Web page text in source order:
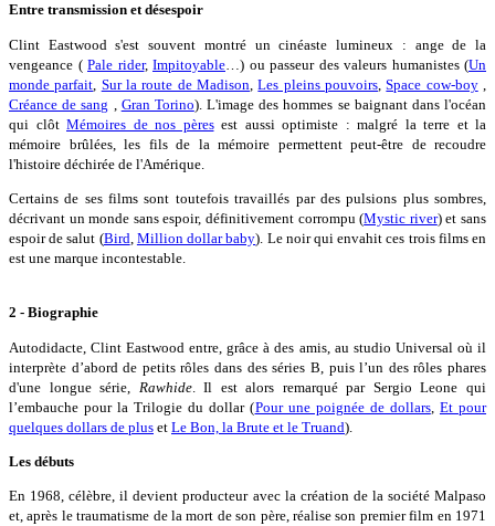
Entre transmission et désespoir
Clint Eastwood s'est souvent montré un cinéaste lumineux : ange de la
vengeance ( Pale rider, Impitoyable …) ou passeur des valeurs humanistes (Un
monde parfait Sur la route de Madison ,Les pleins pouvoirs ,Space cow-boy,
Créance de sang
Gran Torino). L'image des hommes se baignant dans l'océan
qui clôt Mémoires de nos pèresest aussi optimiste : malgré la terre et la
mémoire brûlées, les fils de la mémoire permettent peut-être de recoudre
l'histoire déchirée de l'Amérique.
Certains de ses films sont toutefois travaillés par des pulsions plus sombres,
décrivant un monde sans espoir, définitivement corrompu (Mystic river) et sans
espoir de salut (Bird Million dollar baby). Le noir qui envahit ces trois films en
est une marque incontestable.
2 - Biographie
Autodidacte, Clint Eastwood entre, grâce à des amis, au studio Universal où il
interprète d’abord de petits rôles dans des séries B, puis l’un des rôles phares
d'une longue série, Rawhide. Il est alors remarqué par Sergio Leone qui
l’embauche pour la Trilogie du dollar (Pour une poignée de dollars, Et pour
quelques dollars de plus et Le Bon, la Brute et le Truand).
Les débuts
En 1968, célèbre, il devient producteur avec la création de la société Malpaso
et, après le traumatisme de la mort de son père, réalise son premier film en 1971